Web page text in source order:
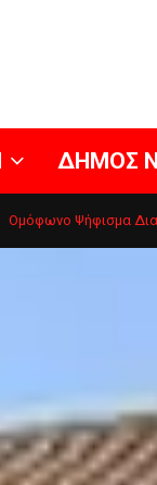
ΔΗΜΟΣ
Ομόφωνο Ψήφισμα